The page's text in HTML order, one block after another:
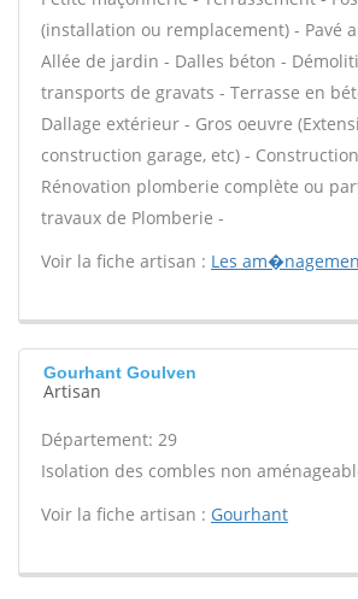
(installation ou remplacement) - Pavé
Allée de jardin - Dalles béton -
transports de gravats - Terrasse en
Dallage extérieur - Gros oeuvre
construction garage, etc) -
Rénovation plomberie complète ou
travaux de Plomberie -
Voir la fiche artisan : Les
Gourhant Goulven
Artisan
Département: 29
Isolation des combles non
Voir la fiche artisan : Gourhant